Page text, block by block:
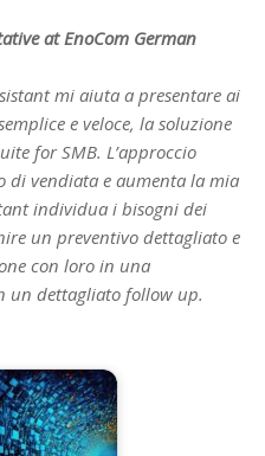
at EnoCom German
mi aiuta a presentare ai
e veloce, la soluzione
for SMB. L’approccio
vendiata e aumenta la mia
individua i bisogni dei
un preventivo dettagliato e
con loro in una
un dettagliato follow up.